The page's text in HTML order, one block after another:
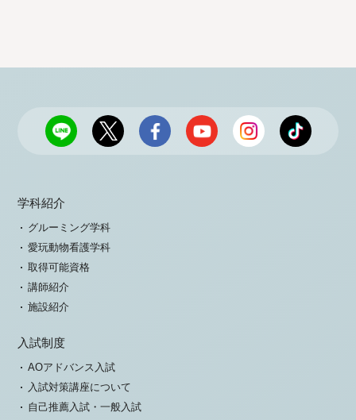
学科紹介
グルーミング学科
愛玩動物看護学科
取得可能資格
講師紹介
施設紹介
入試制度
AOアドバンス入試
入試対策講座について
自己推薦入試・一般入試